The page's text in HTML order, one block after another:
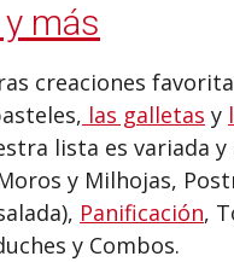
más
creaciones
las galletas y
lista es variada y
y Milhojas,
Panificación,
y Combos.